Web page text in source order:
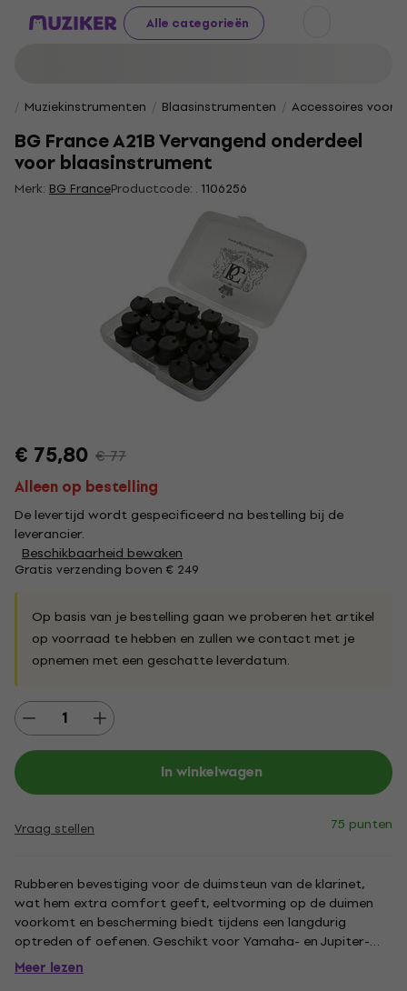
Alle categorieën
Muziekinstrumenten Blaasinstrumenten Accessoires voor
BG France A21B Vervangend onderdeel
voor blaasinstrument
Merk: BG FranceProductcode: . 1106256
€ 75,80 € 77
Alleen op bestelling
De levertijd wordt gespecificeerd na bestelling bij de
leverancier.
Beschikbaarheid bewaken
Gratis verzending boven € 249
Op basis van je bestelling gaan we proberen het artikel
op voorraad te hebben en zullen we contact met je
opnemen met een geschatte leverdatum.
In winkelwagen
Vraag stellen 75 punten
Rubberen bevestiging voor de duimsteun van de klarinet,
wat hem extra comfort geeft, eeltvorming op de duimen
voorkomt en bescherming biedt tijdens een langdurig
optreden of oefenen. Geschikt voor Yamaha- en Jupiter-
klarinetten. Comfortabel, zacht ABS-materiaal. Past op
standaard duimsteunen op klarinetten. Stabiel en
Meer lezen